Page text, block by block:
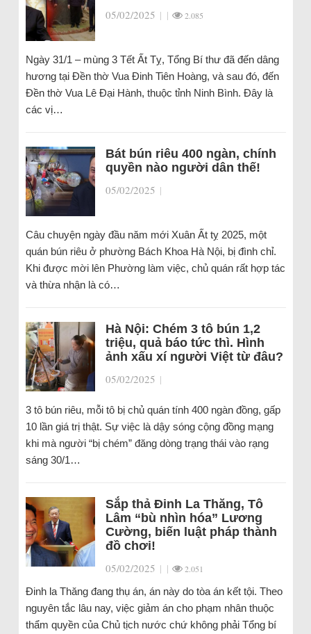
05/02/2025 | | 2.085
Ngày 31/1 – mùng 3 Tết Ất Tỵ, Tổng Bí thư đã đến dâng
hương tại Đền thờ Vua Đinh Tiên Hoàng, và sau đó, đến
Đền thờ Vua Lê Đại Hành, thuộc tỉnh Ninh Bình. Đây là
các vị…
Bát bún riêu 400 ngàn, chính
quyền nào người dân thế!
05/02/2025 |
Câu chuyện ngày đầu năm mới Xuân Ất tỵ 2025, một
quán bún riêu ở phường Bách Khoa Hà Nội, bị đình chỉ.
Khi được mời lên Phường làm việc, chủ quán rất hợp tác
và thừa nhận là có…
Hà Nội: Chém 3 tô bún 1,2
triệu, quả báo tức thì. Hình
ảnh xấu xí người Việt từ đâu?
05/02/2025 |
3 tô bún riêu, mỗi tô bị chủ quán tính 400 ngàn đồng, gấp
10 lần giá trị thật. Sự việc là dậy sóng cộng đồng mạng
khi mà người “bị chém” đăng dòng trạng thái vào rạng
sáng 30/1…
Sắp thả Đinh La Thăng, Tô
Lâm “bù nhìn hóa” Lương
Cường, biến luật pháp thành
đồ chơi!
05/02/2025 | | 2.051
Đinh la Thăng đang thụ án, án này do tòa án kết tội. Theo
nguyên tắc lâu nay, việc giảm án cho phạm nhân thuộc
thẩm quyền của Chủ tịch nước chứ không phải Tổng bí